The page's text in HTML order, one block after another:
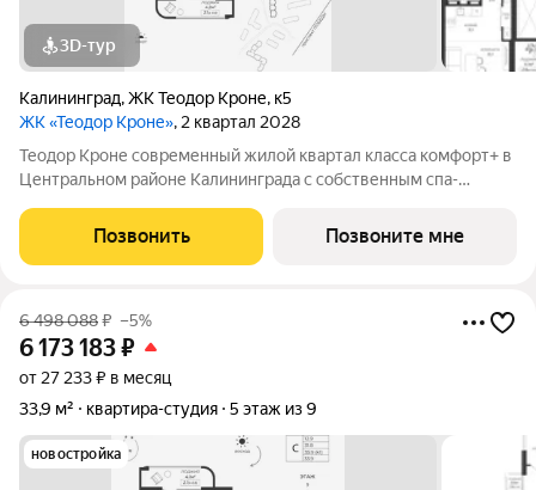
3D-тур
Калининград,ЖК Теодор Кроне, к5
ЖК «Теодор Кроне», 2 квартал 2028
Теодор Кроне современный жилой квартал класса комфорт+ в
Центральном районе Калининграда с собственным спа-
тех, кто ценит качество, эстетику и полноценную жизнь рядом
со всем необходимым. 99%
Позвонить Позвоните мне
6 498 088₽ –5%
6 173 183₽
от 27 233 ₽ в месяц
33,9 м²
квартира-студия 5 этаж из 9
новостройка